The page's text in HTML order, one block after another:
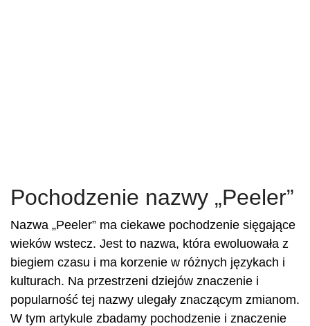
Pochodzenie nazwy „Peeler”
Nazwa „Peeler” ma ciekawe pochodzenie sięgające
wieków wstecz. Jest to nazwa, która ewoluowała z
biegiem czasu i ma korzenie w różnych językach i
kulturach. Na przestrzeni dziejów znaczenie i
popularność tej nazwy ulegały znaczącym zmianom.
W tym artykule zbadamy pochodzenie i znaczenie